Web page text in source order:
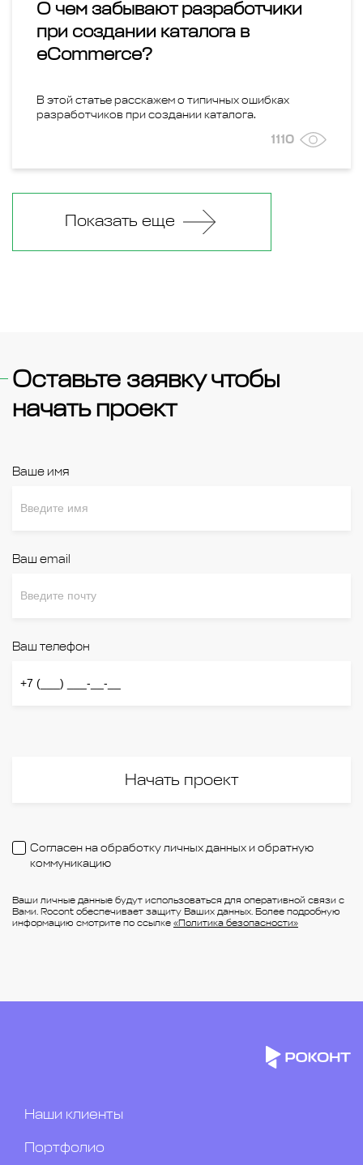
О чем забывают разработчики
при создании каталога в
eCommerce?
В этой статье расскажем о типичных ошибках
разработчиков при создании каталога.
1110
Показать еще
Оставьте заявку чтобы
начать проект
Ваше имя
Ваш email
Ваш телефон
Начать проект
Согласен на обработку личных данных и обратную
коммуникацию
Ваши личные данные будут использоваться для оперативной связи с
Вами. Rocont обеспечивает защиту Ваших данных. Более подробную
информацию смотрите по ссылке«Политика безопасности»
Наши клиенты
Портфолио